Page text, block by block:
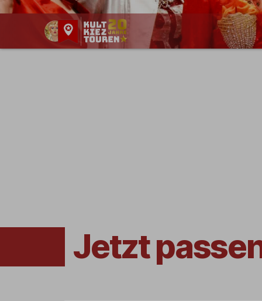
Kult-
Jetzt